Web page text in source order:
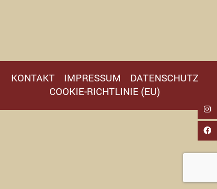
KONTAKT IMPRESSUM
DATENSCHUTZ
COOKIE-RICHTLINIE (EU)